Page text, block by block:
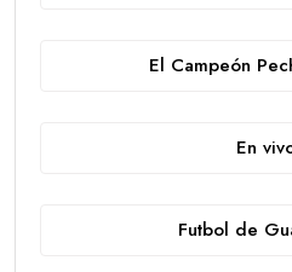
El Campeón
En
Futbol de